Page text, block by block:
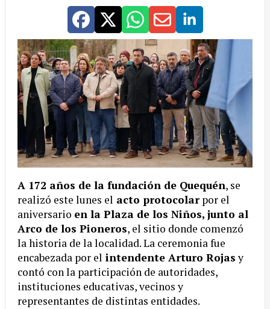
A 172 años de la fundación de Quequén, se
realizó este lunes el acto protocolarpor el
aniversario en la Plaza de los Niños, junto al
Arco de los Pioneros, el sitio donde comenzó
la historia de la localidad. La ceremonia fue
encabezada por el intendente Arturo Rojasy
contó con la participación de autoridades,
instituciones educativas, vecinos y
representantes de distintas entidades.